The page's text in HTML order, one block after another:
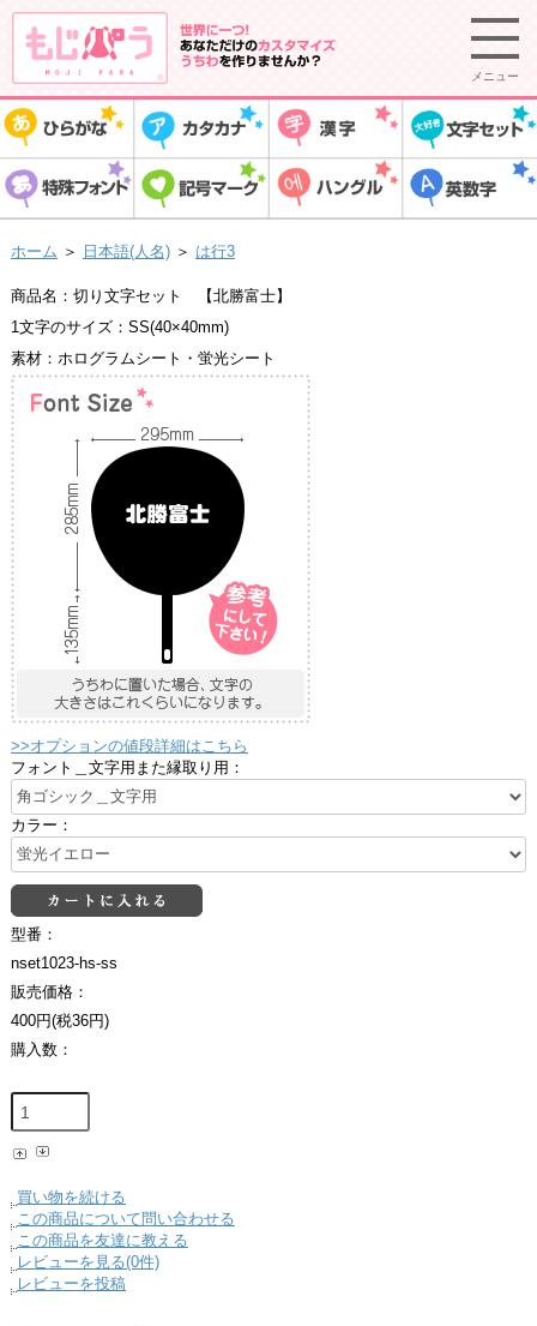
メニュー
ホーム ＞ 日本語(人名) ＞ は行3
商品名：切り文字セット 【北勝富士】
1文字のサイズ：SS(40×40mm)
素材：ホログラムシート・蛍光シート
>>オプションの値段詳細はこちら
フォント＿文字用また縁取り用：
カラー：
型番：
nset1023-hs-ss
販売価格：
400円(税36円)
購入数：
買い物を続ける
この商品について問い合わせる
この商品を友達に教える
レビューを見る(0件)
レビューを投稿